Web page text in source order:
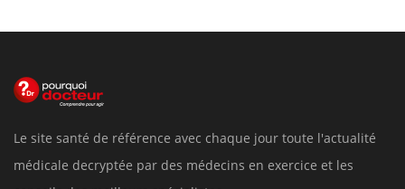
Le site santé de référence avec chaque jour toute l'actualité
médicale decryptée par des médecins en exercice et les